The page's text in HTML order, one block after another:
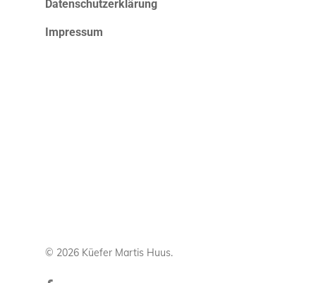
Datenschutzerklärung
Impressum
© 2026 Küefer Martis Huus.